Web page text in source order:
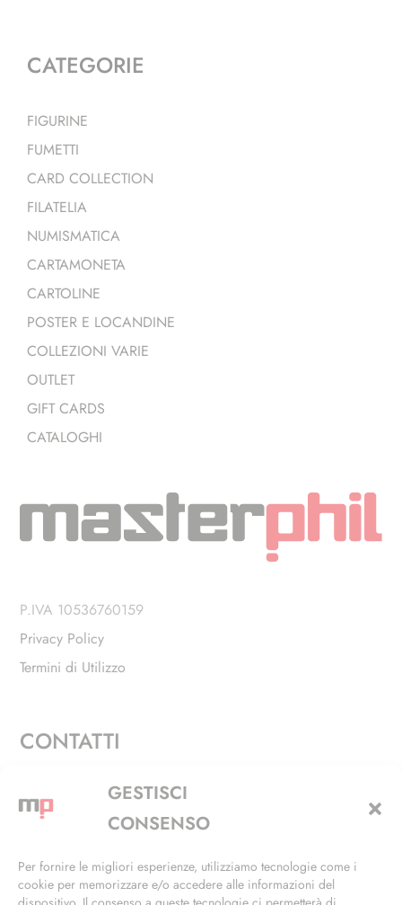
GESTISCI
CONSENSO
Per fornire le migliori esperienze, utilizziamo tecnologie come i
cookie per memorizzare e/o accedere alle informazioni del
CATEGORIE
FIGURINE
FUMETTI
CARD COLLECTION
FILATELIA
NUMISMATICA
CARTAMONETA
CARTOLINE
POSTER E LOCANDINE
COLLEZIONI VARIE
OUTLET
GIFT CARDS
CATALOGHI
P.IVA 10536760159
Privacy Policy
Termini di Utilizzo
CONTATTI
Via Alfieri, 27 - Trezzano Sul Naviglio (MI)
+39 02 4846 3155
info@masterphil.it